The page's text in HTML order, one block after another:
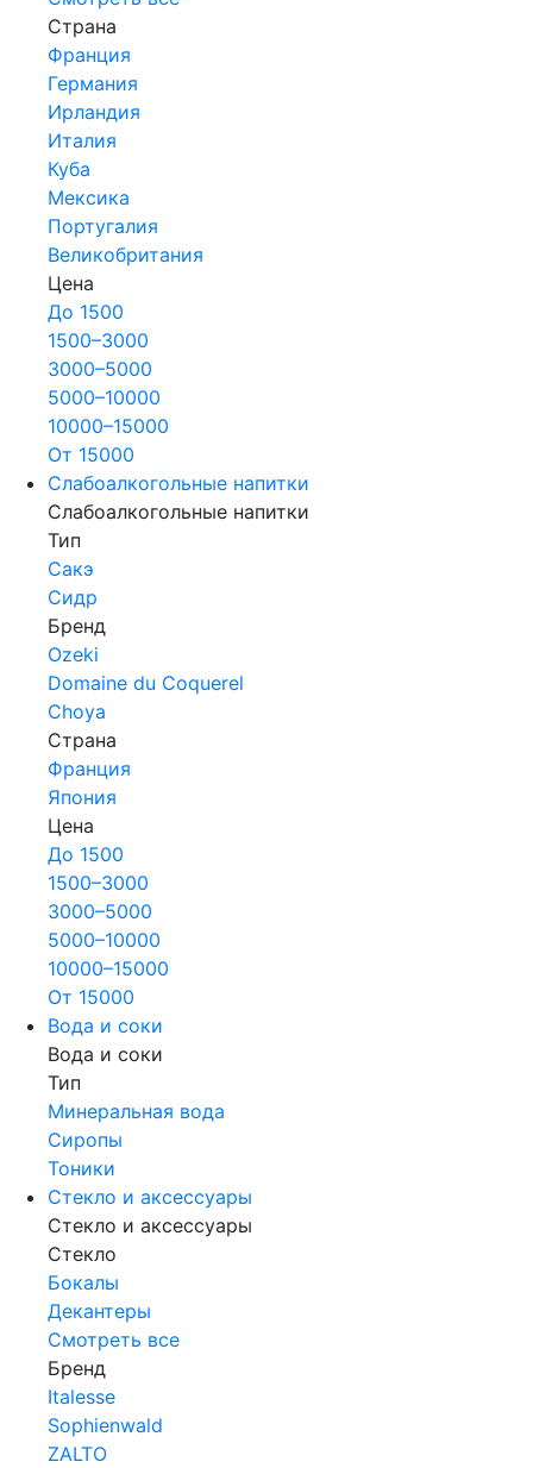
Страна
Франция
Германия
Ирландия
Италия
Куба
Мексика
Португалия
Великобритания
Цена
До 1500
1500–3000
3000–5000
5000–10000
10000–15000
От 15000
Слабоалкогольные напитки
Слабоалкогольные напитки
Тип
Сакэ
Сидр
Бренд
Ozeki
Domaine du Coquerel
Choya
Страна
Франция
Япония
Цена
До 1500
1500–3000
3000–5000
5000–10000
10000–15000
От 15000
Вода и соки
Вода и соки
Тип
Минеральная вода
Сиропы
Тоники
Стекло и аксессуары
Стекло и аксессуары
Стекло
Бокалы
Декантеры
Смотреть все
Бренд
Italesse
Sophienwald
ZALTO